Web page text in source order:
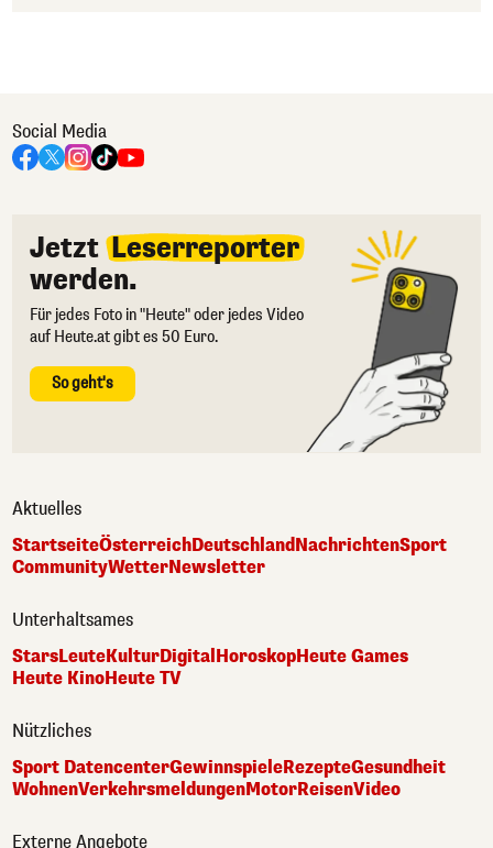
Social Media
Jetzt Leserreporter
werden.
Für jedes Foto in "Heute" oder jedes Video
auf Heute.at gibt es 50 Euro.
So geht's
Aktuelles
StartseiteÖsterreichDeutschlandNachrichtenSport
CommunityWetterNewsletter
Unterhaltsames
StarsLeuteKulturDigitalHoroskopHeute Games
Heute KinoHeute TV
Nützliches
Sport DatencenterGewinnspieleRezepteGesundheit
WohnenVerkehrsmeldungenMotorReisenVideo
Externe Angebote